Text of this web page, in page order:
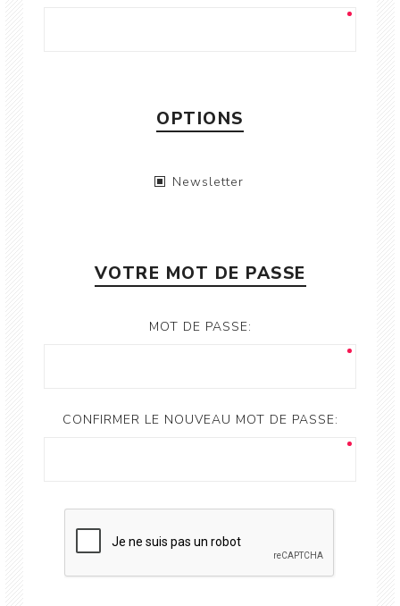
OPTIONS
Newsletter
VOTRE MOT DE PASSE
MOT DE PASSE:
CONFIRMER LE NOUVEAU MOT DE PASSE: